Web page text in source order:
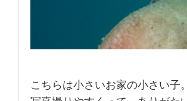
こちらは小さいお家の小さい子。